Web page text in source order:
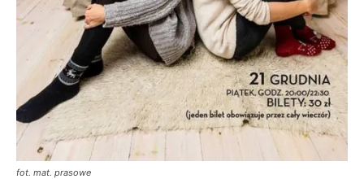
fot. mat. prasowe